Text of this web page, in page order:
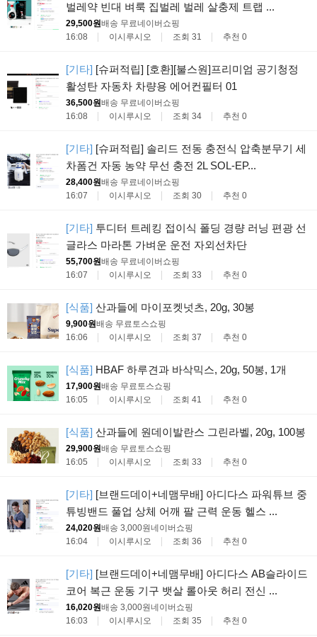
벌레약 빈대 벼룩 집벌레 벌레 살충제 트랩 ...
29,500원배송 무료네이버쇼핑
16:08
이시루시오 조회 31 추천 0
[기타] [슈퍼적립] [호환][불스원]프리미엄 공기청정
활성탄 자동차 차량용 에어컨필터 01
36,500원배송 무료네이버쇼핑
16:08
이시루시오 조회 34 추천 0
[기타] [슈퍼적립] 솔리드 전동 충전식 압축분무기 세
차폼건 자동 농약 무선 충전 2L SOL-EP...
28,400원배송 무료네이버쇼핑
16:07
이시루시오 조회 30 추천 0
[기타] 투디터 트레킹 접이식 폴딩 경량 러닝 편광 선
글라스 마라톤 가벼운 운전 자외선차단
55,700원배송 무료네이버쇼핑
16:07
이시루시오 조회 33 추천 0
[식품] 산과들에 마이포켓넛츠, 20g, 30봉
9,900원배송 무료토스쇼핑
16:06
이시루시오 조회 37 추천 0
[식품] HBAF 하루견과 바삭믹스, 20g, 50봉, 1개
17,900원배송 무료토스쇼핑
16:05
이시루시오 조회 41 추천 0
[식품] 산과들에 원데이발란스 그린라벨, 20g, 100봉
29,900원배송 무료토스쇼핑
16:05
이시루시오 조회 33 추천 0
[기타] [브랜드데이+네맴무배] 아디다스 파워튜브 중
튜빙밴드 풀업 상체 어깨 팔 근력 운동 헬스 ...
24,020원배송 3,000원네이버쇼핑
16:04
이시루시오 조회 36 추천 0
[기타] [브랜드데이+네맴무배] 아디다스 AB슬라이드
코어 복근 운동 기구 뱃살 롤아웃 허리 전신 ...
16,020원배송 3,000원네이버쇼핑
16:03
이시루시오 조회 35 추천 0